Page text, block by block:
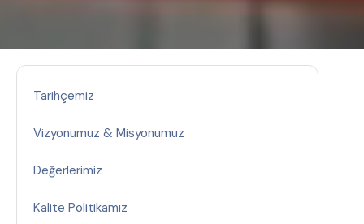
Tarihçemiz
Vizyonumuz & Misyonumuz
Değerlerimiz
Kalite Politikamız